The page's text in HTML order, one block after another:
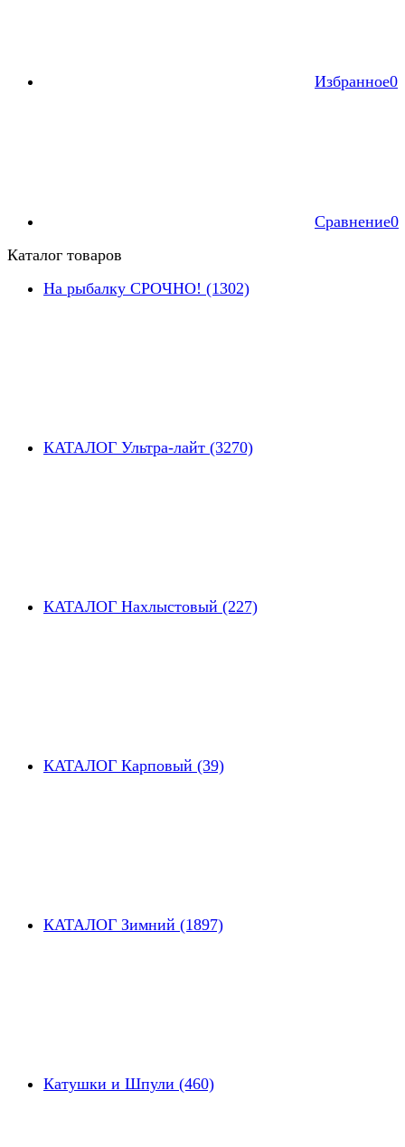
Избранное0
Сравнение0
Каталог товаров
На рыбалку СРОЧНО! (1302)
КАТАЛОГ Ультра-лайт (3270)
КАТАЛОГ Нахлыстовый (227)
КАТАЛОГ Карповый (39)
КАТАЛОГ Зимний (1897)
Катушки и Шпули (460)